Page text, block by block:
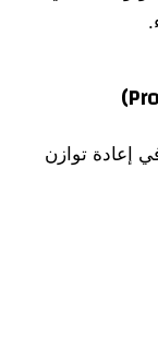
إعادة توازن